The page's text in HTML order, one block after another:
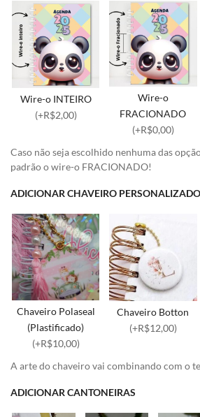
Wire-o INTEIRO
(+R$2,00)
Wire-o
FRACIONADO
(+R$0,00)
Caso não seja escolhido nenhuma das
padrão o wire-o FRACIONADO!
ADICIONAR CHAVEIRO PERSONALIZADO
Chaveiro Polaseal
(Plastificado)
(+R$10,00)
Chaveiro Botton
(+R$12,00)
A arte do chaveiro vai combinando com o
ADICIONAR CANTONEIRAS